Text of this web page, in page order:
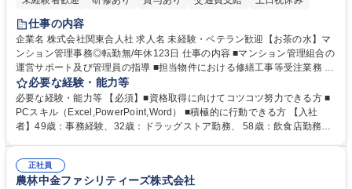
仕事の内容
企業名 株式会社関東合人社 求人名 未経験・ベテラン歓迎【お茶の水】マ
ンション管理事務◎転勤無/年休123日 仕事の内容 ■マンション管理組合の
運営サポート及び管理員の指導 ■担当物件における修繕工事等受注業務 ■
事務所内での事務業務等 ★異業界からの転職者が多数活躍しています
【年収補足】532万円 ＋別途インセンティヴで平均約100万円/年（昨年度
実績） ＋管理業務主任者資格手当50,000円/月 ★親会社である株式会社合
人社計画研究所社のグループ会社として、質の高いサービスと適性価格を
無/年休123日
必要な経験・能力等
必要な経験・能力等 【必須】■資格取得に向けてコツコツ努力できる方 ■
PCスキル（Excel,PowerPoint,Word） ■積極的に行動できる方 【入社
者】49歳：事務経験、32歳：ドラッグストア勤務、 58歳：飲食店勤務
得出来ております！ 【魅力】■フレックス制度、未経験からでも下限年収
を一律支給！ ■管理業務主任者資格取得後には50,000円/月の手当あり！
正社員
農林中金ファシリティーズ株式会社